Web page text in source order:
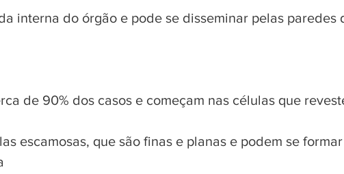
interna do órgão e pode se disseminar pelas paredes
de 90% dos casos e começam nas células que
escamosas, que são finas e planas e podem se